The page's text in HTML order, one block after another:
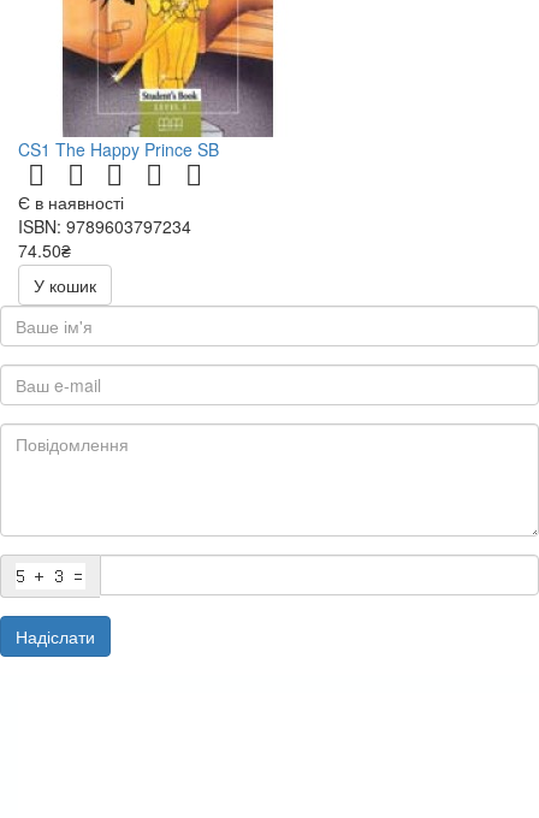
CS1 The Happy Prince SB
Є в наявності
ISBN: 9789603797234
74.50₴
149.00₴
У кошик
Надіслати